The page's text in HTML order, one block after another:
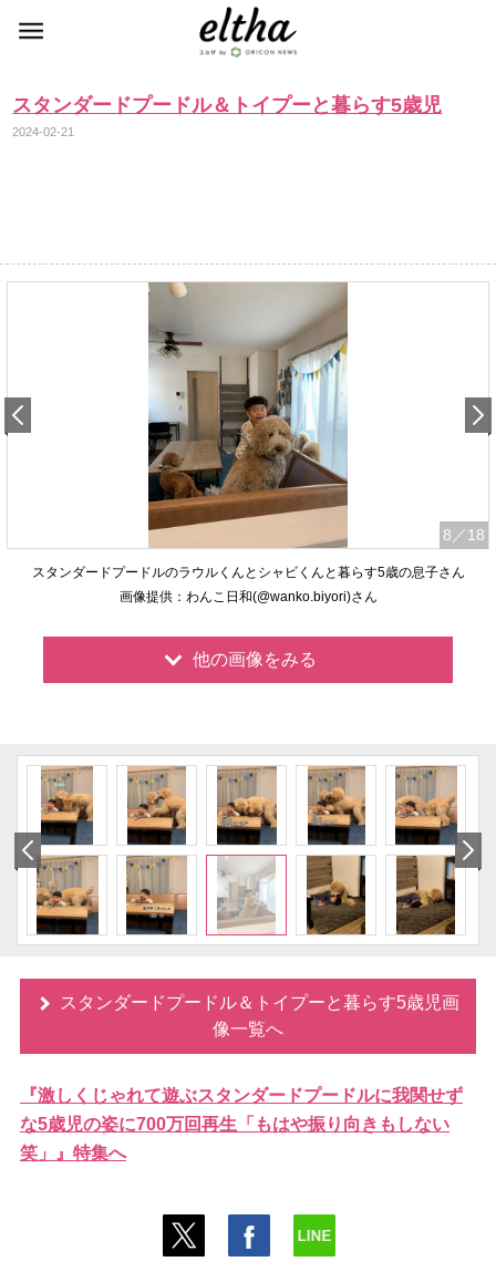
スタンダードプードル＆トイプーと暮らす5歳児
2024-02-21
8 ／18
スタンダードプードルのラウルくんとシャビくんと暮らす5歳の息子さん
画像提供：わんこ日和(@wanko.biyori)さん
他の画像をみる
スタンダードプードル＆トイプーと暮らす5歳児画
像一覧へ
『激しくじゃれて遊ぶスタンダードプードルに我関せず
な5歳児の姿に700万回再生「もはや振り向きもしない
笑」』特集へ